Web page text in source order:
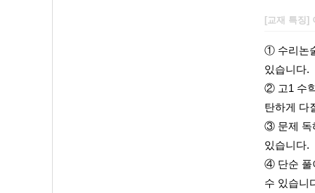
[교재 특징]
① 수리논
있습니다.
② 고1 수
탄하게 다
③ 문제
있습니다.
④ 단순
수 있습니